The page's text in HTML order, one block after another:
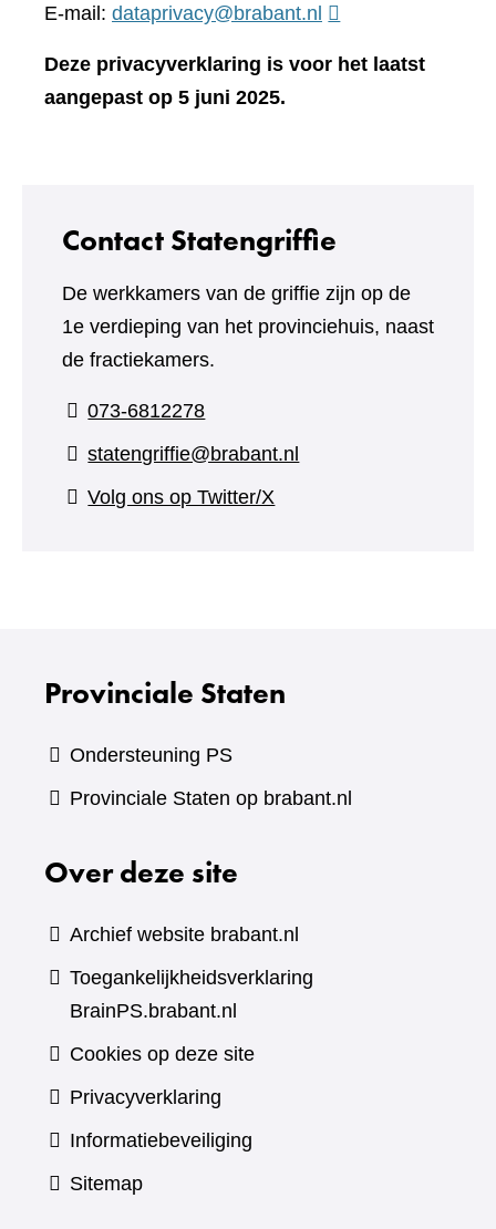
naar
andere
E-mail: dataprivacy@brabant.nl
Deze privacyverklaring is voor het laatst
aangepast op 5 juni 2025.
Contact Statengriffie
De werkkamers van de griffie zijn op de
1e verdieping van het provinciehuis, naast
de fractiekamers.
073-6812278
statengriffie@brabant.nl
Volg ons op Twitter/X
Provinciale Staten
Ondersteuning PS
Provinciale Staten op brabant.nl
Over deze site
Archief website brabant.nl
Toegankelijkheidsverklaring
BrainPS.brabant.nl
Cookies op deze site
Privacyverklaring
Informatiebeveiliging
Sitemap